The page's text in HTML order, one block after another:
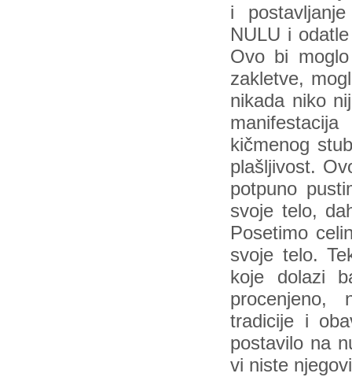
i
NULU i
Ovo bi moglo
zakletve,
nikada niko
kičmenog
plašljivost.
potpuno
svoje telo,
Posetimo
svoje telo.
koje dolazi
procenjeno,
tradicije i
postavilo na
vi niste